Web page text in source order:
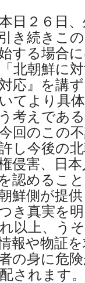
日２６日、
引き続きこ
する場合
北朝鮮に
対応』を講
てより具
考えであ
回のこの
し今後の
侵害、日
認めるこ
鮮側が提
き真実を
以上、う
情報や物証
の身に危
されます。